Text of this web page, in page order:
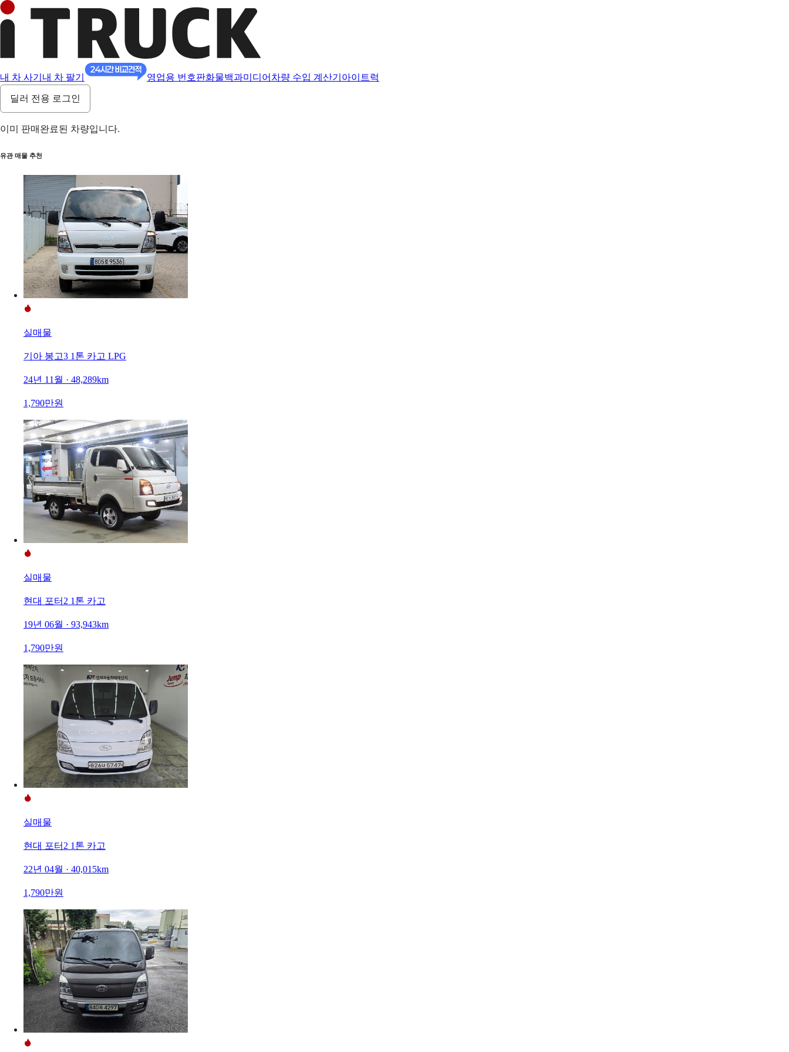
내 차 사기 내 차 팔기 영업용 번호판화물백과미디어 차량 수입 계산기 아이트럭
딜러 전용 로그인
이미 판매완료된 차량입니다.
유관 매물 추천
실매물
기아 봉고3 1톤 카고 LPG
24년 11월 · 48,289km
1,790만원
실매물
현대 포터2 1톤 카고
19년 06월 · 93,943km
1,790만원
실매물
현대 포터2 1톤 카고
22년 04월 · 40,015km
1,790만원